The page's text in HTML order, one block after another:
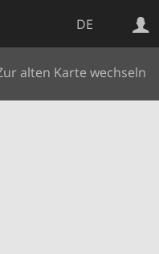
DE
alten Karte wechseln